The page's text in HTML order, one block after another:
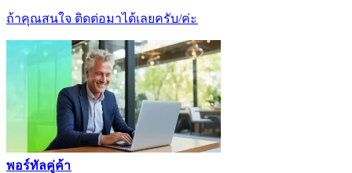
ถ้าคุณสนใจ ติดต่อมาได้เลยครับ/ค่ะ​​
พอร์ทัลคู่ค้า​​